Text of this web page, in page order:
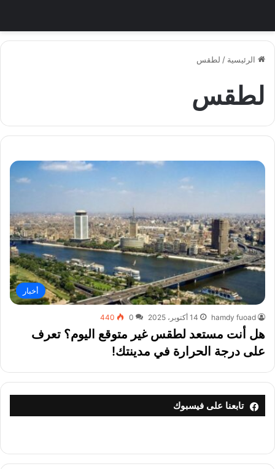
الرئيسية / لطقس
لطقس
أخبار
hamdy fuoad 14 أكتوبر، 2025 0
440
هل أنت مستعد لطقس غير متوقع اليوم؟ تعرف
على درجة الحرارة في مدينتك!
تابعنا على فيسبوك